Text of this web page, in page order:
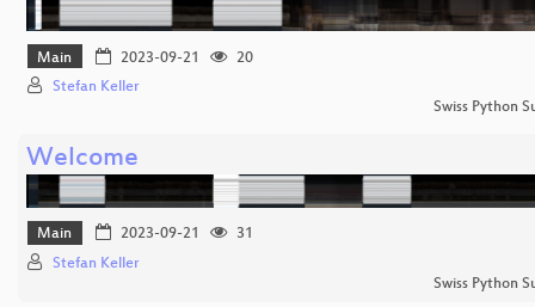
Main 2023-09-21
20
Stefan Keller
Swiss Python
Welcome
Main 2023-09-21
31
Stefan Keller
Swiss Python